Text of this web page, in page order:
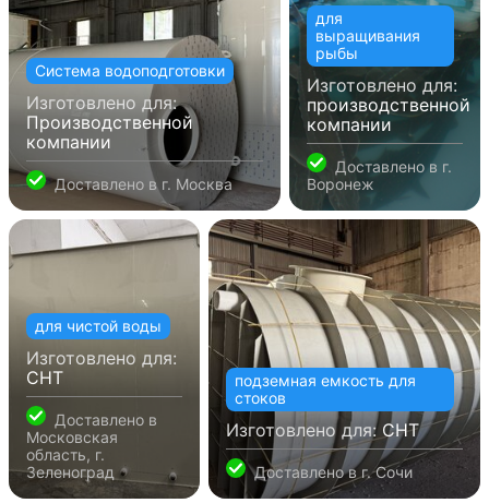
Система водоподготовки
Изготовлено для:
Производственной
компании
Доставлено в г. Москва
для
выращивания
рыбы
Изготовлено для:
производственной
компании
Доставлено в г.
Воронеж
для чистой воды
Изготовлено для:
СНТ
Доставлено в
Московская
область, г.
Зеленоград
подземная емкость для
стоков
Изготовлено для: СНТ
Доставлено вг. Сочи